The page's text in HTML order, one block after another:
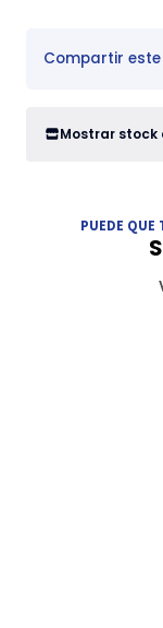
Compartir
Mostrar stock
PUEDE QUE